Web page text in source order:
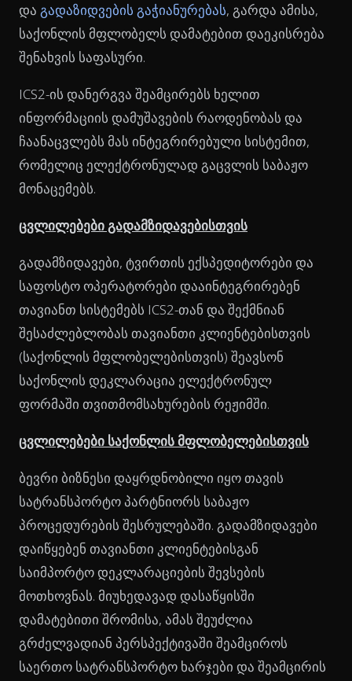
და გადაზიდვების გაჭიანურებას, გარდა ამისა,
საქონლის მფლობელს დამატებით დაეკისრება
შენახვის საფასური.
ICS2-ის დანერგვა შეამცირებს ხელით
ინფორმაციის დამუშავების რაოდენობას და
ჩაანაცვლებს მას ინტეგრირებული სისტემით,
რომელიც ელექტრონულად გაცვლის საბაჟო
მონაცემებს.
ცვლილებები გადამზიდავებისთვის
გადამზიდავები, ტვირთის ექსპედიტორები და
საფოსტო ოპერატორები დააინტეგრირებენ
თავიანთ სისტემებს ICS2-თან და შექმნიან
შესაძლებლობას თავიანთი კლიენტებისთვის
(საქონლის მფლობელებისთვის) შეავსონ
საქონლის დეკლარაცია ელექტრონულ
ფორმაში თვითმომსახურების რეჟიმში.
ცვლილებები საქონლის მფლობელებისთვის
ბევრი ბიზნესი დაყრდნობილი იყო თავის
სატრანსპორტო პარტნიორს საბაჟო
პროცედურების შესრულებაში. გადამზიდავები
დაიწყებენ თავიანთი კლიენტებისგან
საიმპორტო დეკლარაციების შევსების
მოთხოვნას. მიუხედავად დასაწყისში
დამატებითი შრომისა, ამას შეუძლია
გრძელვადიან პერსპექტივაში შეამციროს
საერთო სატრანსპორტო ხარჯები და შეამცირის